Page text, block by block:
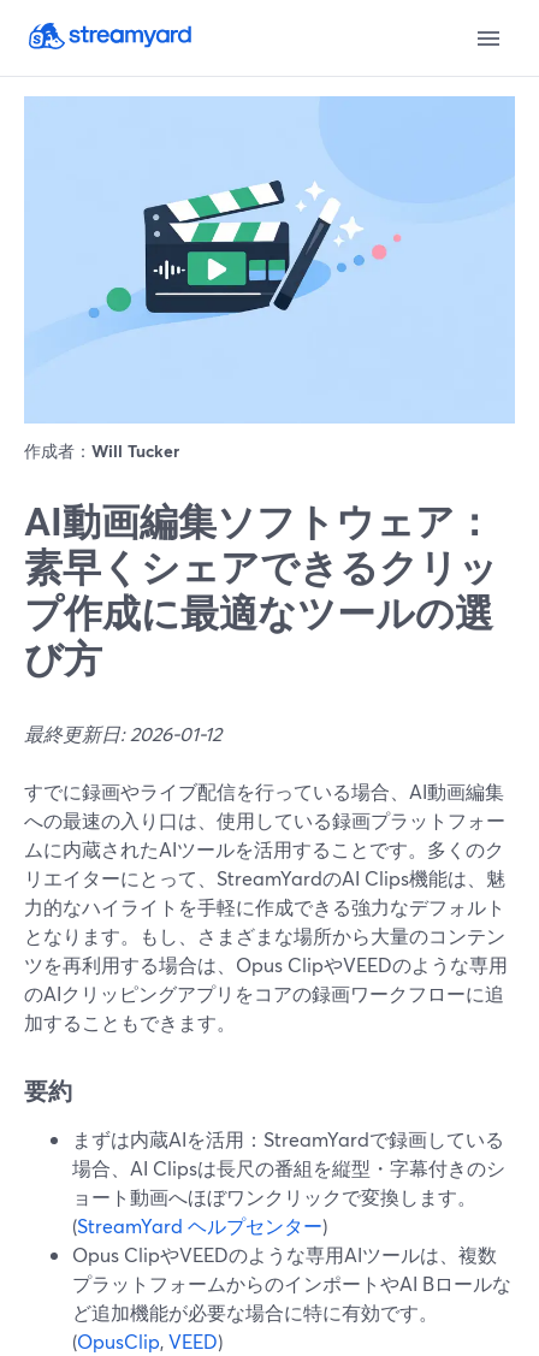
作成者： Will Tucker
AI動画編集ソフトウェア：
素早くシェアできるクリッ
プ作成に最適なツールの選
び方
最終更新日: 2026-01-12
すでに録画やライブ配信を行っている場合、AI動画編集
への最速の入り口は、使用している録画プラットフォー
ムに内蔵されたAIツールを活用することです。多くのク
リエイターにとって、StreamYardのAI Clips機能は、魅
力的なハイライトを手軽に作成できる強力なデフォルト
となります。もし、さまざまな場所から大量のコンテン
ツを再利用する場合は、Opus ClipやVEEDのような専用
のAIクリッピングアプリをコアの録画ワークフローに追
加することもできます。
要約
まずは内蔵AIを活用：StreamYardで録画している
場合、AI Clipsは長尺の番組を縦型・字幕付きのシ
ョート動画へほぼワンクリックで変換します。
(StreamYard ヘルプセンター)
Opus ClipやVEEDのような専用AIツールは、複数
プラットフォームからのインポートやAI Bロールな
ど追加機能が必要な場合に特に有効です。
(OpusClip,VEED)